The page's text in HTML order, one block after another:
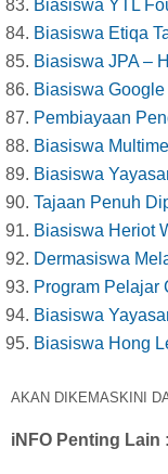
Biasiswa YTL
Biasiswa Etiqa
Biasiswa JPA –
Biasiswa
Pembiayaan
Biasiswa
Biasiswa
Tajaan Penuh
Biasiswa Heriot
Dermasiswa
Program Pelajar
Biasiswa
Biasiswa Hong
AKAN DIKEMASKINI
iNFO Penting Lain